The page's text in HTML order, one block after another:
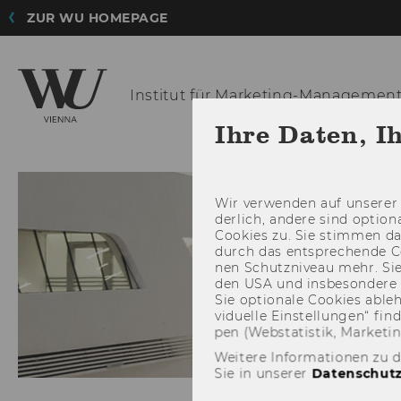
ZUR WU HOMEPAGE
Institut fürMarketing-
Ihre Daten,
Wir ver­wen­den auf
der­lich, an­de­re sind
Coo­kies zu. Sie stim­men
durch das ent­spre­chen­de
nen Schutz­ni­veau mehr.
den USA und
Sie op­tio­na­le Coo­kies
vi­du­el­le Ein­stel­lun­gen“
pen (Web­sta­tis­tik,
Weitere Informationen zu
Sie in unserer